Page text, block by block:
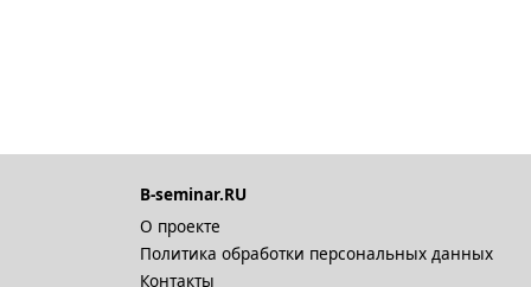
B-seminar.RU
О проекте
Политика обработки персональных данных
Контакты